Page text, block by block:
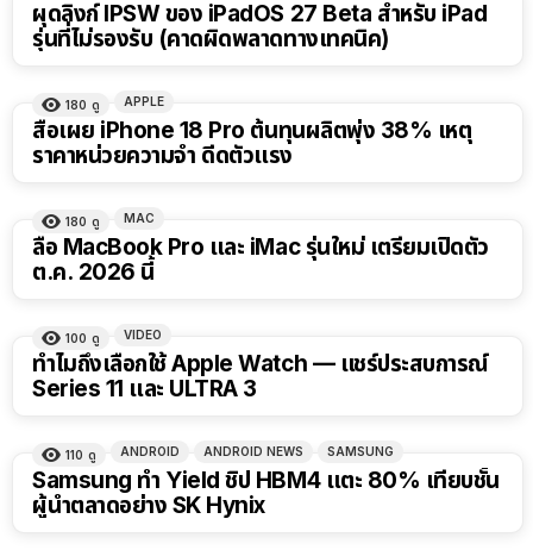
ผุดลิงก์ IPSW ของ iPadOS 27 Beta สำหรับ iPad
รุ่นที่ไม่รองรับ (คาดผิดพลาดทางเทคนิค)
180 ดู APPLE
สื่อเผย iPhone 18 Pro ต้นทุนผลิตพุ่ง 38% เหตุ
ราคาหน่วยความจำ ดีดตัวแรง
180 ดู MAC
ลือ MacBook Pro และ iMac รุ่นใหม่ เตรียมเปิดตัว
ต.ค. 2026 นี้
15:01
100 ดู VIDEO
ทำไมถึงเลือกใช้ Apple Watch — แชร์ประสบการณ์
Series 11 และ ULTRA 3
110 ดู ANDROID ANDROID NEWS SAMSUNG
Samsung ทำ Yield ชิป HBM4 แตะ 80% เทียบชั้น
ผู้นำตลาดอย่าง SK Hynix